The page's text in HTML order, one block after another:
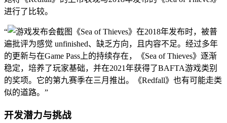
进行了比较。
“
《Sea of Thieves》在2018年发布时，被普
遍批评为感觉 unfinished、缺乏方向，且内容不足。经过多年
的更新与在Game Pass上的持续存在，《Sea of Thieves》逐渐
稳定，培养了玩家基础，并在2021年获得了BAFTA游戏类别
的奖项。它的第九赛季在三月推出。《Redfall》也有可能走类
似的道路。”
开发潜力与挑战